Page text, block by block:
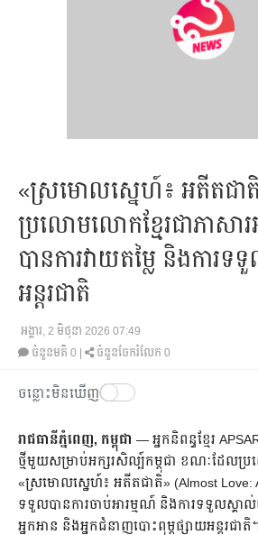
«ស្រមោលស្នេហ៍៖ អតីតជា
ប្រលោមលោកខ្មែរជាភាសា
បានការវាយតម្លៃ និងការ
អន្តរជាតិ
អង្គារ, 2 មិថុនា 2026 07:49
ចំនួនមតិ 0 ចំនួនចែករំលែក 0
ចន្លោះមិនឃើញ
រាជធានីភ្នំពេញ, កម្ពុជា — អ្នកនិពន្ធខ្មែរ
ថ្មីមួយសម្រាប់អក្សរសិល្ប៍កម្ពុជា ខណៈដែលប្
«ស្រមោលស្នេហ៍៖ អតីតជាតិ» (Almost Love:
ទទួលបានការចាប់អារម្មណ៍ និងការទទួលស្គា
អ្នកអាន និងអ្នកជំនាញបោះពុម្ពផ្សាយអន្តរជាតិ